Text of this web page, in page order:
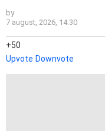
by
7 august, 2026, 14:30
50
Upvote Downvote